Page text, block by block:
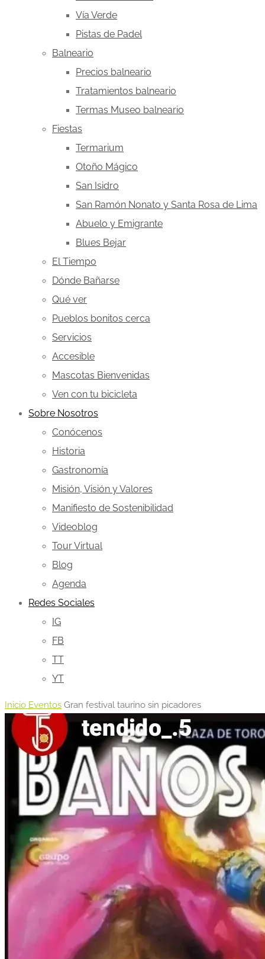
Vía Verde
Pistas de Padel
Balneario
Precios balneario
Tratamientos balneario
Termas Museo balneario
Fiestas
Termarium
Otoño Mágico
San Isidro
San Ramón Nonato y Santa Rosa de Lima
Abuelo y Emigrante
Blues Bejar
El Tiempo
Dónde Bañarse
Qué ver
Pueblos bonitos cerca
Servicios
Accesible
Mascotas Bienvenidas
Ven con tu bicicleta
Sobre Nosotros
Conócenos
Historia
Gastronomía
Misión, Visión y Valores
Manifiesto de Sostenibilidad
Videoblog
Tour Virtual
Blog
Agenda
Redes Sociales
IG
FB
TT
YT
Inicio Eventos Gran festival taurino sin picadores